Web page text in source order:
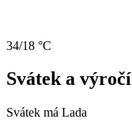
34/18 °C
Svátek a výročí
Svátek má Lada